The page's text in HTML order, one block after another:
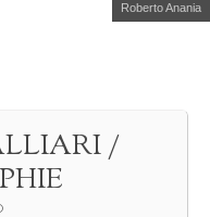
Roberto Anania
/